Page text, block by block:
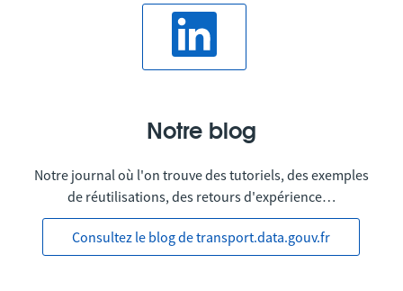
Notre blog
Notre journal où l'on trouve des tutoriels, des exemples
de réutilisations, des retours d'expérience…
Consultez le blog de transport.data.gouv.fr